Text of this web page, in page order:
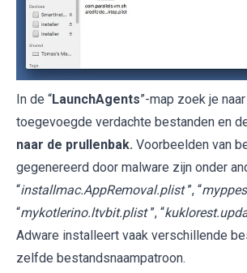
In de “LaunchAgents”-map zoek je
toegevoegde verdachte bestanden en
naar de prullenbak. Voorbeelden van
gegenereerd door malware zijn onder
“installmac.AppRemoval.plist ”, “
“mykotlerino.ltvbit.plist ”, “
Adware installeert vaak verschillende
zelfde bestandsnaampatroon.